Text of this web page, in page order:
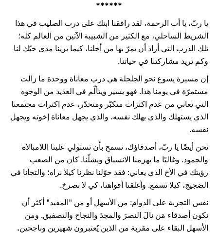
******
يا ربّ، يا أب الرحمة، لقد رافقنا ابنك على درب الصليب في هذا
الشريط الساحلي، مع الكثير من الشبيبة الآتين من العالم كله؛
تلك الدرب التي أراد أن يمرّ بها من أجلنا، كيما يرينا مدى حبّك لنا
وكم تريد مشاركتنا في حياتنا.
إن مسيرة يسوع نحو الجلجلة هي درب معاناة ووحدة ما زالت
مستمرّة في يومنا هذا. فهو يسير ويتألّم في العديد من الوجوه
التي تعاني من عدم اكتراث متكبّر ومتخدّر، عدم اكتراث مجتمعنا
الذي يستهلك والذي يهلك نفسه، والذي يجهل معاناة إخوته ويجهل
نفسه.
نحن أيضًا يا ربّ، أصدقاؤك، نسمح بأن تستولي علينا اللامبالاة
والجمود. وغالبًا ما يهزمنا الانسياق ويشلّنا. كان من الصعب
رؤيتك في الأخ الذي يعاني: فقد حوّلنا نظرنا كيلا نراه؛ والتجأنا في
الضجيج، كيلا نسمع. وأغلقنا أفواهنا، كي لا نصرخ.
نفس التجربة على الدوام: من الأسهل أو من "المفيد" أكثر أن
نكون أصدقاء مَن نالَ النصرَ والمجدَ والنجاح والتصفيق. ومن
الأسهل البقاء على مقربة من الذين يُعتبرون شهيرين وناجحين.